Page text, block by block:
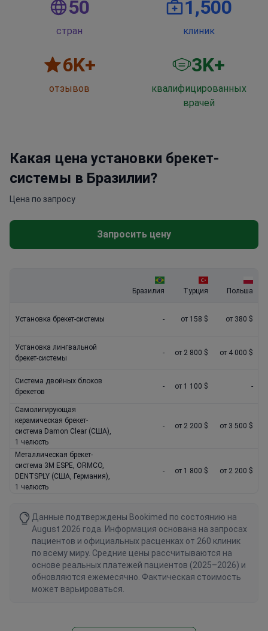
50
стран
1,500
клиник
6K+
отзывов
3K+
квалифицированных
врачей
Какая цена установки брекет-
системы в Бразилии?
Цена по запросу
Запросить цену
Бразилия Турция Польша
Установка брекет-системы - от 158 $ от 380 $
Установка лингвальной
брекет-системы
- от 2 800 $ от 4 000 $
Система двойных блоков
брекетов
- от 1 100 $ -
Самолигирующая
керамическая брекет-
система Damon Clear (США),
1 челюсть
- от 2 200 $ от 3 500 $
Металлическая брекет-
система 3М ESPE, ORMCO,
DENTSPLY (США, Германия),
1 челюсть
- от 1 800 $ от 2 200 $
Данные подтверждены Bookimed по состоянию на
August 2026 года. Информация основана на запросах
пациентов и официальных расценках от 260 клиник
по всему миру. Средние цены рассчитываются на
основе реальных платежей пациентов (2025–2026) и
обновляются ежемесячно. Фактическая стоимость
может варьироваться.